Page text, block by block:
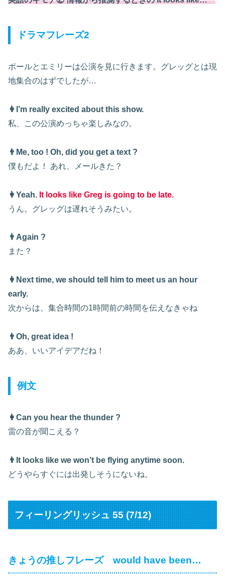
ドラマフレーズ2
ポールとエミリーは公演を見に行きます。グレッグとは現
地集合のはずでしたが…
👩I’m really excited about this show.
私、この公演めっちゃ楽しみなの。
👨Me, too ! Oh, did you get a text ?
僕もだよ！
あれ、メールきた？
👩Yeah. It looks like Greg is going to be late.
うん。グレッグは遅れそうみたい。
👨Again ?
また？
👩Next time, we should tell him to meet us an hour
early.
次からは、 集合時間の1時間前の時間を伝えなきゃね
👨Oh, great idea !
ああ、いいアイデアだね！
例文
👩Can you hear the thunder ?
雷の音が聞こえる？
👨It looks like we won’t be flying anytime soon.
どうやらすぐには出発しそうにないね。
フィーリングリッシュ 55 (7/12)
きょうの推しフレーズ would have been…